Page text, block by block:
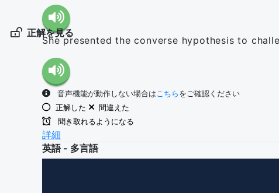
正解を見る
She presented the converse hypothesis to
音声機能が動作しない場合はこちら をご確認ください
正解した
間違えた
聞き取れるようになる
詳細
英語 - 多言語